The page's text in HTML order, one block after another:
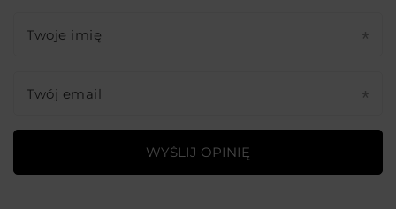
Twoje imię
Twój email
WYŚLIJ OPINIĘ